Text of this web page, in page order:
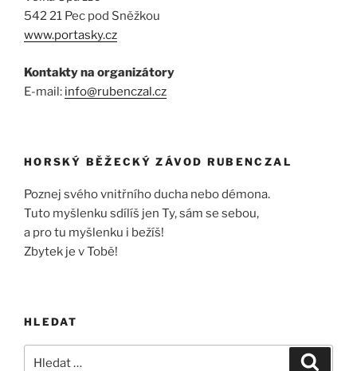
542 21 Pec pod Sněžkou
www.portasky.cz
Kontakty na organizátory
E-mail: info@rubenczal.cz
HORSKÝ BĚŽECKÝ ZÁVOD RUBENCZAL
Poznej svého vnitřního ducha nebo démona.
Tuto myšlenku sdílíš jen Ty, sám se sebou,
a pro tu myšlenku i bežíš!
Zbytek je v Tobě!
HLEDAT